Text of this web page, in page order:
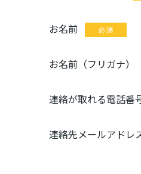
お名前 必須
お名前（フリガナ）
連絡が取れる電話番
連絡先メールアドレ